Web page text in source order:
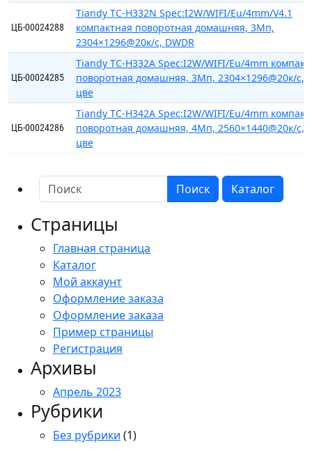
ЦБ-00024288
Tiandy TC-H332N Spec:I2W/WIFI/Eu/4mm/V4.1
компактная поворотная домашняя, 3Мп,
2304×1296@20к/c, DWDR
ЦБ-00024285
Tiandy TC-H332A Spec:I2W/WIFI/Eu/4mm
поворотная домашняя, 3Мп, 2304×1296@20к/c,
цве
ЦБ-00024286
Tiandy TC-H342A Spec:I2W/WIFI/Eu/4mm
поворотная домашняя, 4Мп, 2560×1440@20к/c,
цве
Поиск Каталог
Страницы
Главная страница
Каталог
Мой аккаунт
Оформление заказа
Оформление заказа
Пример страницы
Регистрация
Архивы
Апрель 2023
Рубрики
Без рубрики (1)